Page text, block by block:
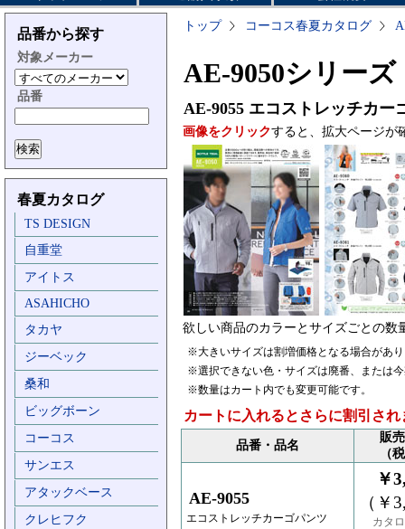
品番から探す
対象メーカー
品番
春夏カタログ
TS DESIGN
自重堂
アイトス
ASAHICHO
タカヤ
ジーベック
桑和
ビッグボーン
コーコス
サンエス
アタックベース
クレヒフク
トップ コーコス春夏カタログ
AE-9050シリーズ
AE-9055 エコストレッチカー
画像をクリックすると、拡大ページが
欲しい商品のカラーとサイズごとの数
※大きいサイズは割増価格となる場合があ
※選択できない色・サイズは廃番、または
※数量はカート内でも変更可能です。
カートに入れるとさらに割引され
品番・品名
販
（
AE-9055
エコストレッチカーゴパンツ
￥
（￥
カタ